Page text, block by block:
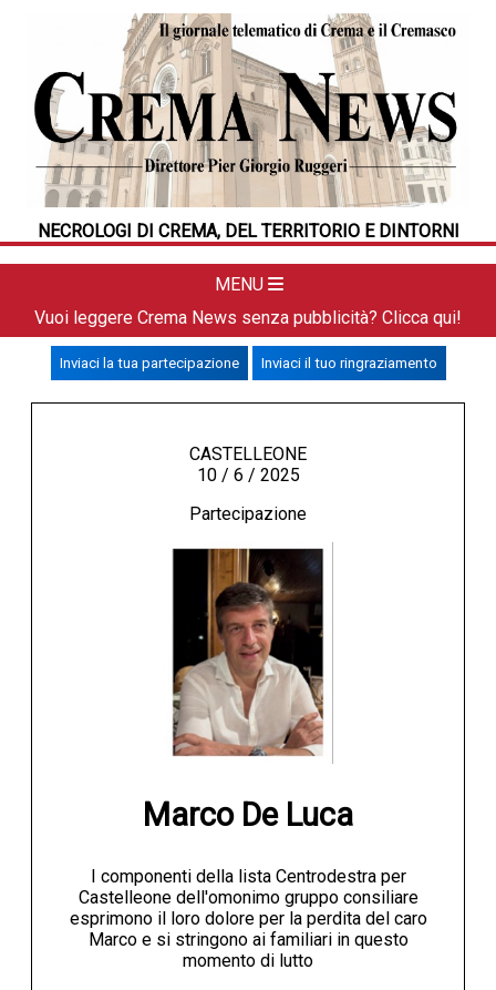
NECROLOGI DI CREMA, DEL TERRITORIO E DINTORNI
MENU
HOME
CRONACA
POLITICA
LA FOTO
DAL TERRITORIO
APPUNTAMENTI
LA PIAZZA
ANIMALI
NECROLOGI
ACCEDI
Vuoi leggere Crema News senza pubblicità? Clicca qui!
Inviaci la tua partecipazione Inviaci il tuo ringraziamento
CASTELLEONE
10 / 6 / 2025
Partecipazione
Marco De Luca
I componenti della lista Centrodestra per
Castelleone dell'omonimo gruppo consiliare
esprimono il loro dolore per la perdita del caro
Marco e si stringono ai familiari in questo
momento di lutto